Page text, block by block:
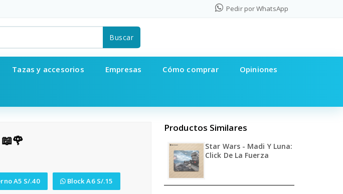
Pedir por WhatsApp
Buscar
Tazas y accesorios Empresas Cómo comprar Opiniones
A5 S/.40 Block A6 S/.15
Productos Similares
Star Wars - Madi Y Luna:
Click De La Fuerza